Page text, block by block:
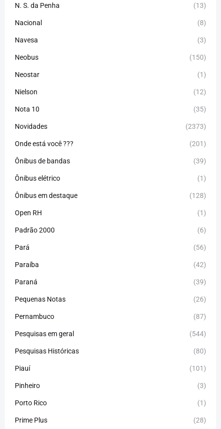
N. S. da Penha (13)
Nacional (8)
Navesa (3)
Neobus (150)
Neostar (1)
Nielson (12)
Nota 10 (35)
Novidades (2373)
Onde está você ??? (201)
Ônibus de bandas (39)
Ônibus elétrico (1)
Ônibus em destaque (128)
Open RH (1)
Padrão 2000 (6)
Pará (56)
Paraíba (42)
Paraná (39)
Pequenas Notas (26)
Pernambuco (87)
Pesquisas em geral (544)
Pesquisas Históricas (80)
Piauí (101)
Pinheiro (3)
Porto Rico (1)
Prime Plus (28)